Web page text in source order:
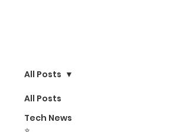
All Posts
Tech News
All Posts